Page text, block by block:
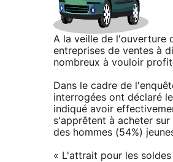
A la veille de l'ouverture
entreprises de ventes à
nombreux à vouloir
Dans le cadre de
interrogées ont déclaré
indiqué avoir
s'apprêtent à acheter
des hommes (54%)
« L'attrait pour les